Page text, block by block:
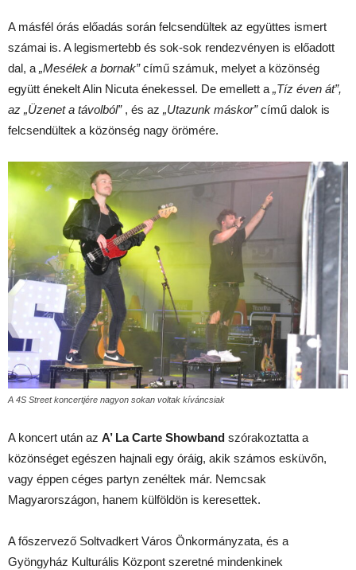
A másfél órás előadás során felcsendültek az együttes ismert
számai is. A legismertebb és sok-sok rendezvényen is előadott
dal, a „Mesélek a bornak”című számuk, melyet a közönség
együtt énekelt Alin Nicuta énekessel. De emellett a „Tíz éven át”,
az „Üzenet a távolból”, és az „Utazunk máskor”című dalok is
felcsendültek a közönség nagy örömére.
A 4S Street koncertjére nagyon sokan voltak kíváncsiak
A koncert után az A’ La Carte Showband szórakoztatta a
közönséget egészen hajnali egy óráig, akik számos esküvőn,
vagy éppen céges partyn zenéltek már. Nemcsak
Magyarországon, hanem külföldön is keresettek.
A főszervező Soltvadkert Város Önkormányzata, és a
Gyöngyház Kulturális Központ szeretné mindenkinek